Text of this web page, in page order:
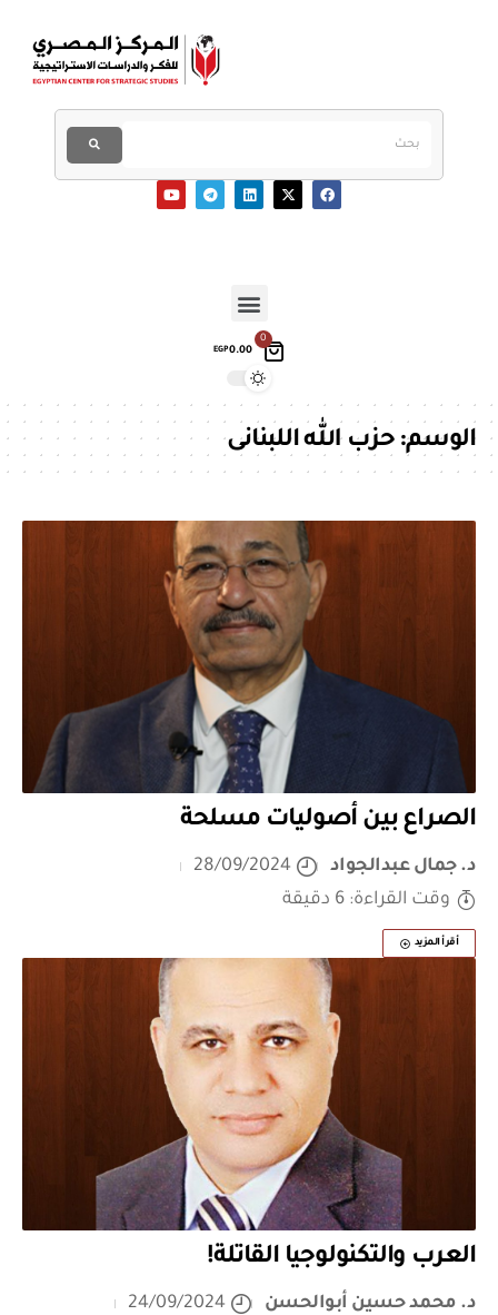
0
EGP0.00
الوسم:حزب الله اللبنانى
الصراع بين أصوليات مسلحة
د. جمال عبدالجواد
28/09/2024
وقت القراءة: 6 دقيقة
أقرأ المزيد
العرب والتكنولوجيا القاتلة!
د. محمد حسين أبوالحسن
24/09/2024